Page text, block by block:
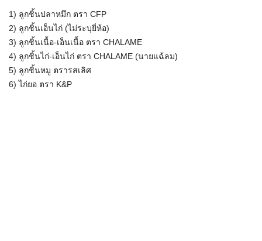
1) ลูกชิ้นปลาหมึก ตรา CFP
2) ลูกชิ้นเอ็นไก่ (ไม่ระบุยี่ห้อ)
3) ลูกชิ้นเนื้อ-เอ็นเนื้อ ตรา CHALAME
4) ลูกชิ้นไก่-เอ็นไก่ ตรา CHALAME (นายแฉ้ลม)
5) ลูกชิ้นหมู ตรารสเลิศ
6) ไก่ยอ ตรา K&P